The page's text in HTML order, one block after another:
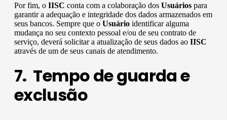
Por fim, o IISC conta com a colaboração dos Usuários para
garantir a adequação e integridade dos dados armazenados em
seus bancos. Sempre que o Usuário identificar alguma
mudança no seu contexto pessoal e/ou de seu contrato de
serviço, deverá solicitar a atualização de seus dados ao IISC
através de um de seus canais de atendimento.
7. Tempo de guarda e
exclusão